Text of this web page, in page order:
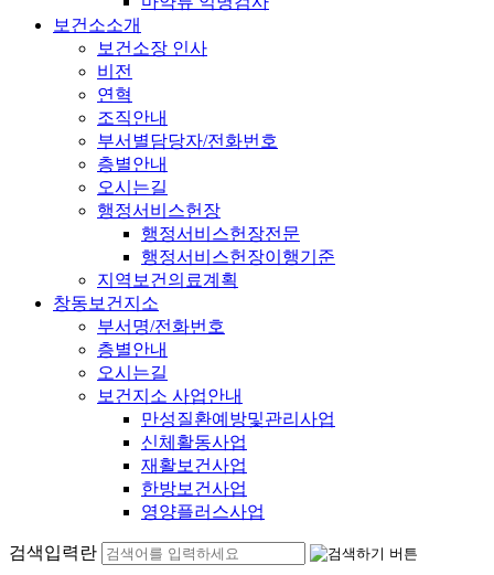
보건소소개
보건소장 인사
비전
연혁
조직안내
부서별담당자/전화번호
층별안내
오시는길
행정서비스헌장
행정서비스헌장전문
행정서비스헌장이행기준
지역보건의료계획
창동보건지소
부서명/전화번호
층별안내
오시는길
보건지소 사업안내
만성질환예방및관리사업
신체활동사업
재활보건사업
한방보건사업
영양플러스사업
검색입력란